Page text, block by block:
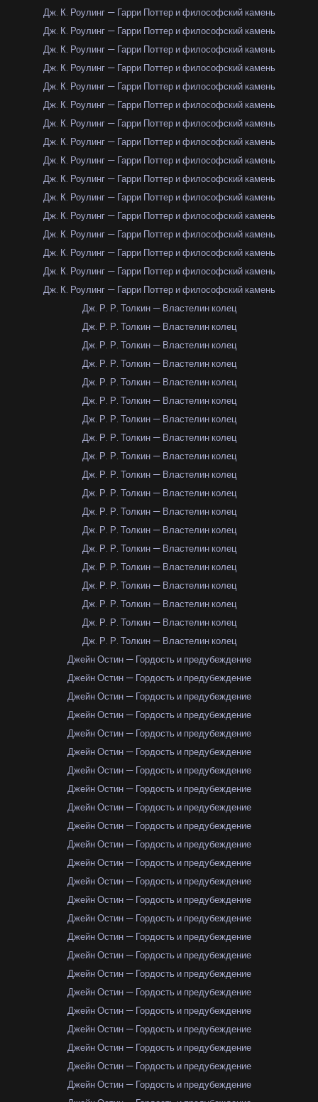
Дж. К. Роулинг — Гарри Поттер и философский камень
Дж. К. Роулинг — Гарри Поттер и философский камень
Дж. К. Роулинг — Гарри Поттер и философский камень
Дж. К. Роулинг — Гарри Поттер и философский камень
Дж. К. Роулинг — Гарри Поттер и философский камень
Дж. К. Роулинг — Гарри Поттер и философский камень
Дж. К. Роулинг — Гарри Поттер и философский камень
Дж. К. Роулинг — Гарри Поттер и философский камень
Дж. К. Роулинг — Гарри Поттер и философский камень
Дж. К. Роулинг — Гарри Поттер и философский камень
Дж. К. Роулинг — Гарри Поттер и философский камень
Дж. К. Роулинг — Гарри Поттер и философский камень
Дж. К. Роулинг — Гарри Поттер и философский камень
Дж. К. Роулинг — Гарри Поттер и философский камень
Дж. К. Роулинг — Гарри Поттер и философский камень
Дж. К. Роулинг — Гарри Поттер и философский камень
Дж. Р. Р. Толкин — Властелин колец
Дж. Р. Р. Толкин — Властелин колец
Дж. Р. Р. Толкин — Властелин колец
Дж. Р. Р. Толкин — Властелин колец
Дж. Р. Р. Толкин — Властелин колец
Дж. Р. Р. Толкин — Властелин колец
Дж. Р. Р. Толкин — Властелин колец
Дж. Р. Р. Толкин — Властелин колец
Дж. Р. Р. Толкин — Властелин колец
Дж. Р. Р. Толкин — Властелин колец
Дж. Р. Р. Толкин — Властелин колец
Дж. Р. Р. Толкин — Властелин колец
Дж. Р. Р. Толкин — Властелин колец
Дж. Р. Р. Толкин — Властелин колец
Дж. Р. Р. Толкин — Властелин колец
Дж. Р. Р. Толкин — Властелин колец
Дж. Р. Р. Толкин — Властелин колец
Дж. Р. Р. Толкин — Властелин колец
Дж. Р. Р. Толкин — Властелин колец
Джейн Остин — Гордость и предубеждение
Джейн Остин — Гордость и предубеждение
Джейн Остин — Гордость и предубеждение
Джейн Остин — Гордость и предубеждение
Джейн Остин — Гордость и предубеждение
Джейн Остин — Гордость и предубеждение
Джейн Остин — Гордость и предубеждение
Джейн Остин — Гордость и предубеждение
Джейн Остин — Гордость и предубеждение
Джейн Остин — Гордость и предубеждение
Джейн Остин — Гордость и предубеждение
Джейн Остин — Гордость и предубеждение
Джейн Остин — Гордость и предубеждение
Джейн Остин — Гордость и предубеждение
Джейн Остин — Гордость и предубеждение
Джейн Остин — Гордость и предубеждение
Джейн Остин — Гордость и предубеждение
Джейн Остин — Гордость и предубеждение
Джейн Остин — Гордость и предубеждение
Джейн Остин — Гордость и предубеждение
Джейн Остин — Гордость и предубеждение
Джейн Остин — Гордость и предубеждение
Джейн Остин — Гордость и предубеждение
Джейн Остин — Гордость и предубеждение